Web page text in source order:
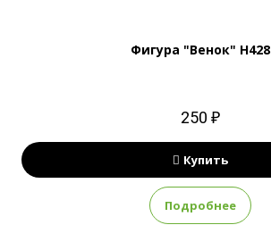
Фигура "Венок" H428
250 ₽
Купить
Подробнее